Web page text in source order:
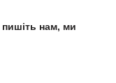
пишіть нам, ми